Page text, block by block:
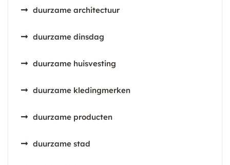
duurzame architectuur
duurzame dinsdag
duurzame huisvesting
duurzame kledingmerken
duurzame producten
duurzame stad